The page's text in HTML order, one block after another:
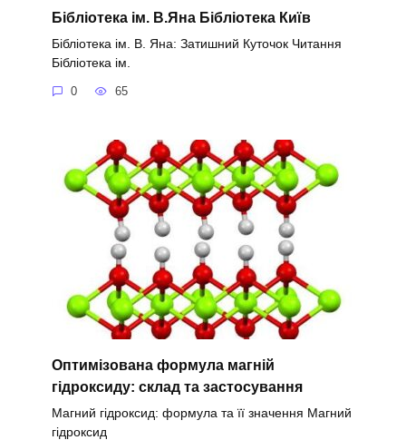
Бібліотека ім. В.Яна Бібліотека Київ
Бібліотека ім. В. Яна: Затишний Куточок Читання
Бібліотека ім.
0 65
Оптимізована формула магній
гідроксиду: склад та застосування
Магний гідроксид: формула та її значення Магний
гідроксид